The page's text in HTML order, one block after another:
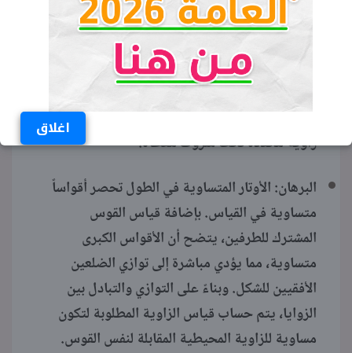
اغلاق
(ب) إثبات التوازي وإيجاد قياس زاوية:
المسألة الكلامية: شكل رباعي مرسوم داخل دائرة
فيه ضلعان متقابلان متساويان في الطول، أثبت أن
الضلعين الآخرين متوازيان، ثم احسب قياس
زاوية محددة تحت شروط معطاة.
البرهان: الأوتار المتساوية في الطول تحصر أقواساً
متساوية في القياس. بإضافة قياس القوس
المشترك للطرفين، يتضح أن الأقواس الكبرى
متساوية، مما يؤدي مباشرة إلى توازي الضلعين
الأفقيين للشكل. وبناءً على التوازي والتبادل بين
الزوايا، يتم حساب قياس الزاوية المطلوبة لتكون
مساوية للزاوية المحيطية المقابلة لنفس القوس.